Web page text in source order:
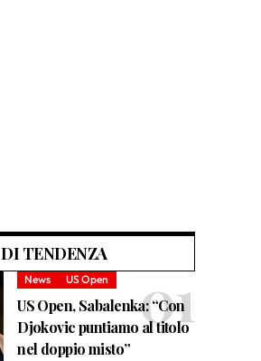
DI TENDENZA
News US Open
US Open, Sabalenka: “Con
Djokovic puntiamo al titolo
nel doppio misto”